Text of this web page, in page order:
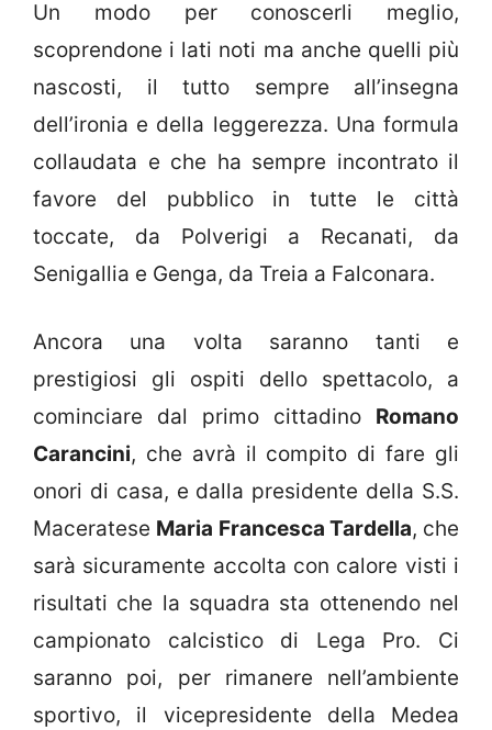
Un modo per conoscerli meglio,
scoprendone i lati noti ma anche quelli più
nascosti, il tutto sempre all’insegna
dell’ironia e della leggerezza. Una formula
collaudata e che ha sempre incontrato il
favore del pubblico in tutte le città
toccate, da Polverigi a Recanati, da
Senigallia e Genga, da Treia a Falconara.
Ancora una volta saranno tanti e
prestigiosi gli ospiti dello spettacolo, a
cominciare dal primo cittadino Romano
Carancini, che avrà il compito di fare gli
onori di casa, e dalla presidente della S.S.
Maceratese Maria Francesca Tardella, che
sarà sicuramente accolta con calore visti i
risultati che la squadra sta ottenendo nel
campionato calcistico di Lega Pro. Ci
saranno poi, per rimanere nell’ambiente
sportivo, il vicepresidente della Medea